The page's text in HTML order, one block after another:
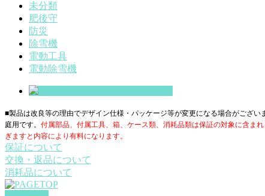
未分類
肥後守
防災
除雪機
電動工具
電動除雪機
■製品は改良等の理由でデザイン仕様・パッケージ等が変更になる場合がござ
庭用です。 付属部品、付属工具、箱、ケース類、消耗品類は保証の対象に含ま
ぎますと内容により有料になります。
保証について
交換・返品について
消耗品について